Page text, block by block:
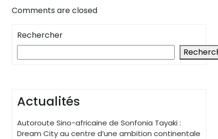
Comments are closed
Rechercher
Actualités
Autoroute Sino-africaine de Sonfonia Tayaki :
Dream City au centre d’une ambition continentale